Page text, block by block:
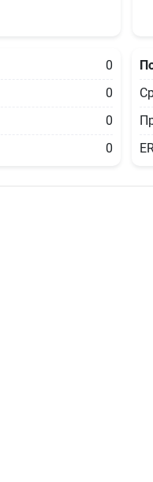
0
0
0
0